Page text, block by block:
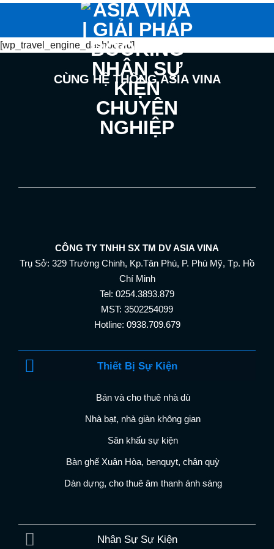
nội
dung
[wp_travel_engine_dashboard]
CÙNG HỆ THỐNG ASIA VINA
CÔNG TY TNHH SX TM DV ASIA VINA
Trụ Sở: 329 Trường Chinh, Kp.Tân Phú, P. Phú Mỹ, Tp. Hồ
Chí Minh
Tel: 0254.3893.879
MST: 3502254099
Hotline: 0938.709.679
Thiết Bị Sự Kiện
Bán và cho thuê nhà dù
Nhà bạt, nhà giàn không gian
Sân khấu sự kiện
Bàn ghế Xuân Hòa, benquyt, chân quỳ
Dàn dựng, cho thuê âm thanh ánh sáng
Nhân Sự Sự Kiện